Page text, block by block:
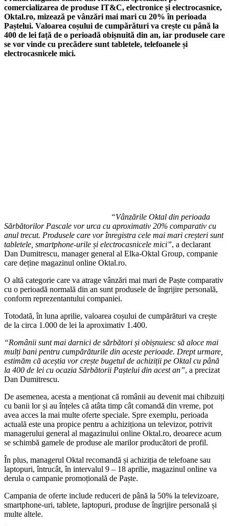
comercializarea de produse IT&C, electronice și electrocasnice,
Oktal.ro, mizează pe vânzări mai mari cu 20% în perioada
Paștelui. Valoarea coșului de cumpărături va crește cu până la
400 de lei față de o perioadă obișnuită din an, iar produsele care
se vor vinde cu precădere sunt tabletele, telefoanele și
electrocasnicele mici.
“Vânzările Oktal din perioada
Sărbătorilor Pascale vor urca cu aproximativ 20% comparativ cu
anul trecut. Produsele care vor înregistra cele mai mari creșteri sunt
tabletele, smartphone-urile și electrocasnicele mici”, a declarant
Dan Dumitrescu, manager general al Elka-Oktal Group, companie
care deține magazinul online Oktal.ro.
O altă categorie care va atrage vânzări mai mari de Paște comparativ
cu o perioadă normală din an sunt produsele de îngrijire personală,
conform reprezentantului companiei.
Totodată, în luna aprilie, valoarea coșului de cumpărături va crește
de la circa 1.000 de lei la aproximativ 1.400.
“Românii sunt mai darnici de sărbători și obișnuiesc să aloce mai
mulți bani pentru cumpărăturile din aceste perioade. Drept urmare,
estimăm că aceștia vor crește bugetul de achiziții pe Oktal cu până
la 400 de lei cu ocazia Sărbătorii Paștelui din acest an”, a precizat
Dan Dumitrescu.
De asemenea, acesta a menționat că românii au devenit mai chibzuiți
cu banii lor și au înțeles că atâta timp cât comandă din vreme, pot
avea acces la mai multe oferte speciale. Spre exemplu, perioada
actuală este una propice pentru a achiziționa un televizor, potrivit
managerului general al magazinului online Oktal.ro, deoarece acum
se schimbă gamele de produse ale marilor producători de profil.
În plus, managerul Oktal recomandă și achiziția de telefoane sau
laptopuri, întrucât, în intervalul 9 – 18 aprilie, magazinul online va
derula o campanie promoțională de Paște.
Campania de oferte include reduceri de până la 50% la televizoare,
smartphone-uri, tablete, laptopuri, produse de îngrijire personală și
multe altele.